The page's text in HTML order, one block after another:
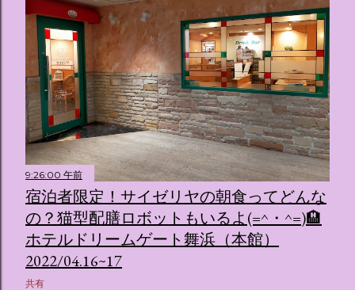
9:26:00 午前
宿泊者限定！サイゼリヤの朝食ってどんな
の？猫型配膳ロボットもいるよ(=^・^=)🏨
ホテルドリームゲート舞浜（本館）
2022/04.16~17
共有